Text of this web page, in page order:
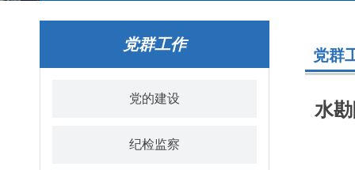
党群工作
党的建设
纪检监察
党群
水